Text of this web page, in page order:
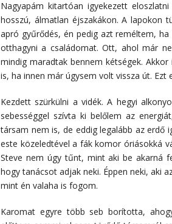
Nagyapám kitartóan igyekezett
hosszú, álmatlan éjszakákon. A lapokon
apró gyűrődés, én pedig azt reméltem,
otthagyni a családomat. Ott, ahol már
mindig maradtak bennem kétségek.
is, ha innen már úgysem volt vissza út. Ezt
Kezdett szürkülni a vidék. A hegyi
sebességgel szívta ki belőlem az
társam nem is, de eddig legalább az erdő
este közeledtével a fák komor óriásokká
Steve nem úgy tűnt, mint aki be akarná
hogy tanácsot adjak neki. Éppen neki, aki
mint én valaha is fogom.
Karomat egyre több seb borította,